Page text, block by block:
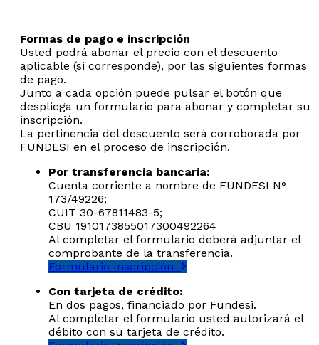
Formas de pago e inscripción
Usted podrá abonar el precio con el descuento
aplicable (si corresponde), por las siguientes formas
de pago.
Junto a cada opción puede pulsar el botón que
despliega un formulario para abonar y completar su
inscripción.
La pertinencia del descuento será corroborada por
FUNDESI en el proceso de inscripción.
Por transferencia bancaria:
Cuenta corriente a nombre de FUNDESI N°
173/49226;
CUIT 30-67811483-5;
CBU 1910173855017300492264
Al completar el formulario deberá adjuntar el
comprobante de la transferencia.
Formulario Inscripción
Con tarjeta de crédito:
En dos pagos, financiado por Fundesi.
Al completar el formulario usted autorizará el
débito con su tarjeta de crédito.